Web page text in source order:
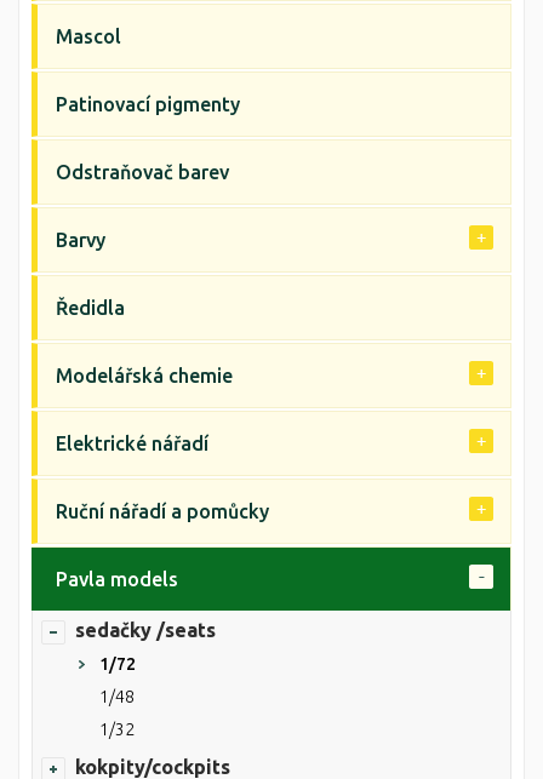
Mascol
Patinovací pigmenty
Odstraňovač barev
Barvy
Ředidla
Modelářská chemie
Elektrické nářadí
Ruční nářadí a pomůcky
Pavla models
sedačky /seats
1/72
1/48
1/32
kokpity/cockpits